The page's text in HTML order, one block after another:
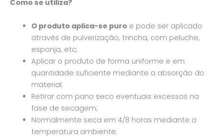
Como se utiliza?
O produto aplica-se puroe pode ser aplicado
através de pulverização, trincha, com peluche,
esponja, etc;
Aplicar o produto de forma uniforme e em
quantidade suficiente mediante a absorção do
material;
Retirar com pano seco eventuais excessos na
fase de secagem;
Normalmente seca em 4/8 horas mediante a
temperatura ambiente;